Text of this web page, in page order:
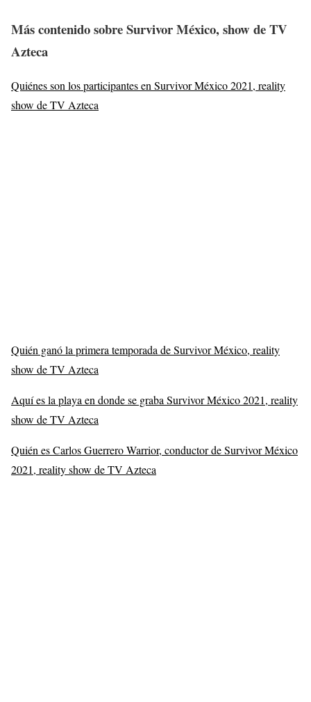
Más contenido sobre Survivor México, show de TV
Azteca
Quiénes son los participantes en Survivor México 2021, reality
show de TV Azteca
Quién ganó la primera temporada de Survivor México, reality
show de TV Azteca
Aquí es la playa en donde se graba Survivor México 2021, reality
show de TV Azteca
Quién es Carlos Guerrero Warrior, conductor de Survivor México
2021, reality show de TV Azteca